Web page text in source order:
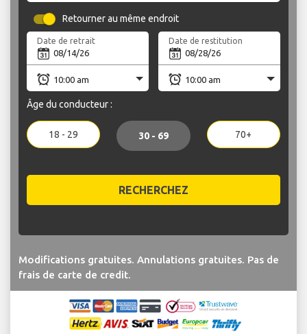
Retourner au même endroit
Date de retrait Date de restitution
Âge du conducteur :
18 - 29 30 - 69 70+
RECHERCHEZ
Modifications gratuites. Annulations gratuites. Pas de
frais de carte de credit.